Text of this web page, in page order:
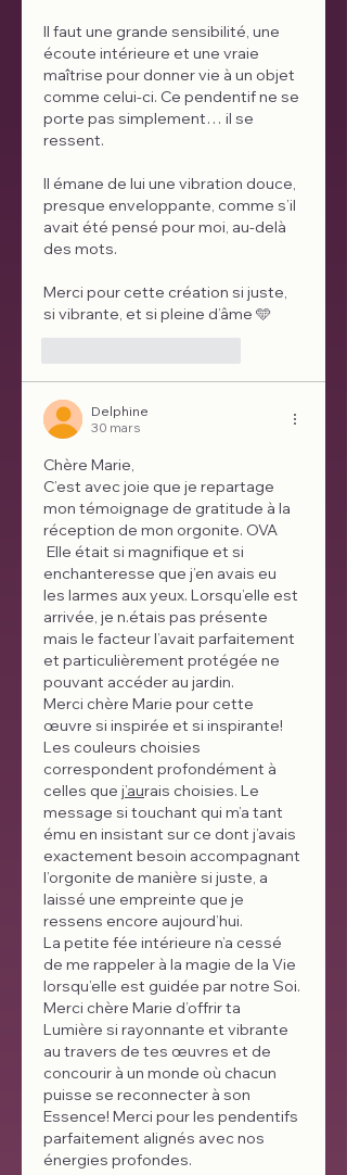
Il faut une grande sensibilité, une
écoute intérieure et une vraie
maîtrise pour donner vie à un objet
comme celui-ci. Ce pendentif ne se
porte pas simplement… il se
ressent.
Il émane de lui une vibration douce,
presque enveloppante, comme s’il
avait été pensé pour moi, au-delà
des mots.
Merci pour cette création si juste,
si vibrante, et si pleine d’âme 🩵
Delphine
30 mars
Chère Marie,
C’est avec joie que je repartage
mon témoignage de gratitude à la
réception de mon orgonite. OVA
enchanteresse que j’en avais eu
les larmes aux yeux. Lorsqu’elle est
arrivée, je n.étais pas présente
mais le facteur l’avait parfaitement
et particulièrement protégée ne
pouvant accéder au jardin.
Merci chère Marie pour cette
œuvre si inspirée et si inspirante!
Les couleurs choisies
correspondent profondément à
celles que j’aurais choisies. Le
message si touchant qui m’a tant
ému en insistant sur ce dont j’avais
exactement besoin accompagnant
l’orgonite de manière si juste, a
laissé une empreinte que je
ressens encore aujourd’hui.
La petite fée intérieure n’a cessé
de me rappeler à la magie de la Vie
lorsqu’elle est guidée par notre Soi.
Merci chère Marie d’offrir ta
Lumière si rayonnante et vibrante
au travers de tes œuvres et de
concourir à un monde où chacun
puisse se reconnecter à son
Essence! Merci pour les pendentifs
parfaitement alignés avec nos
énergies profondes.